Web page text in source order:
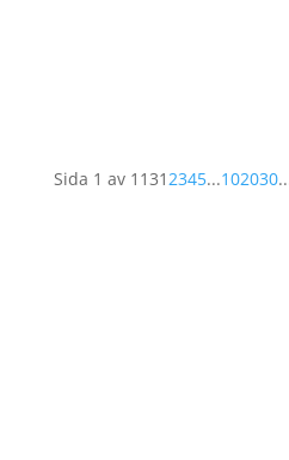
Sida 1 av 1131 2345...102030